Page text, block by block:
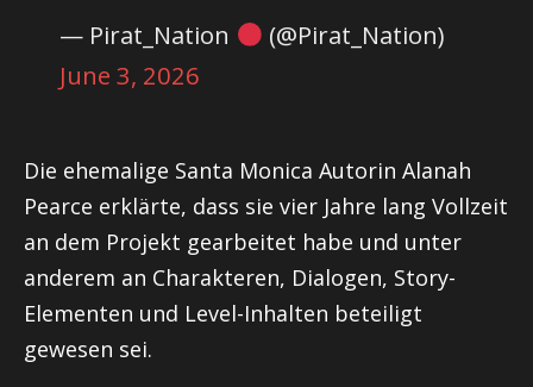
— Pirat_Nation
(@Pirat_Nation)
June 3, 2026
Die ehemalige Santa Monica Autorin Alanah
Pearce erklärte, dass sie vier Jahre lang Vollzeit
an dem Projekt gearbeitet habe und unter
anderem an Charakteren, Dialogen, Story-
Elementen und Level-Inhalten beteiligt
gewesen sei.